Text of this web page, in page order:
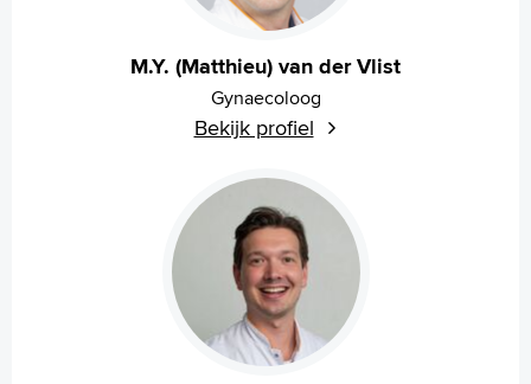
M.Y. (Matthieu) van der Vlist
Gynaecoloog
Bekijk profiel